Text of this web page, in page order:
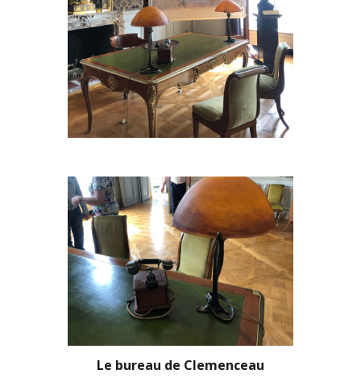
Le bureau de Clemenceau